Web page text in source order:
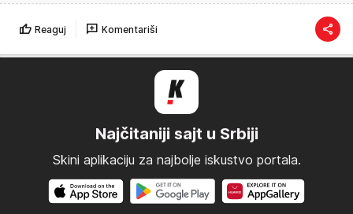
Reaguj Komentariši
Najčitaniji sajt u Srbiji
Skini aplikaciju za najbolje iskustvo portala.